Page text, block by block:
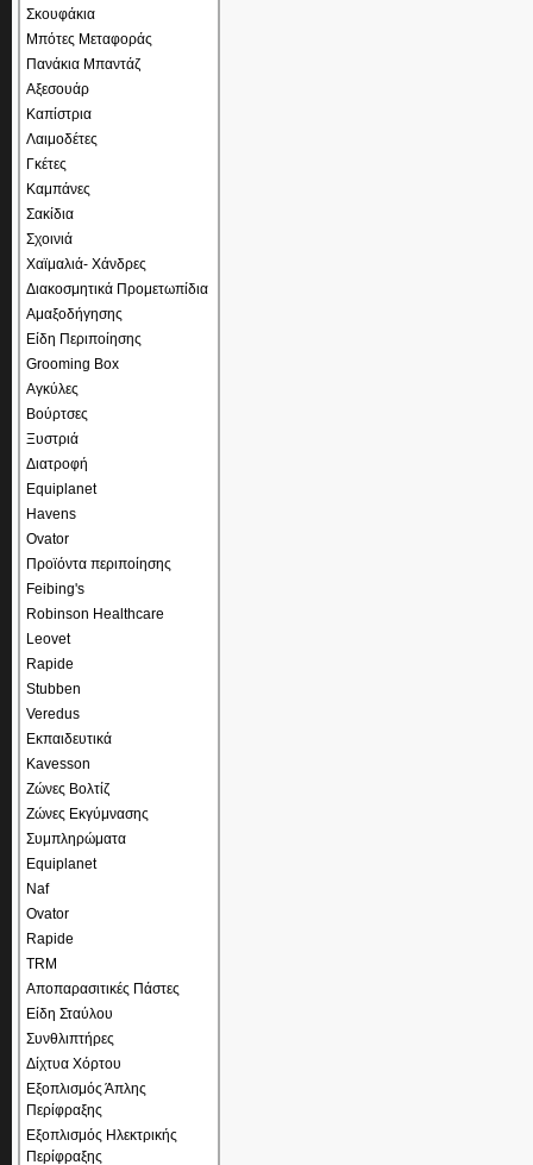
Σκουφάκια
Μπότες Μεταφοράς
Πανάκια Μπαντάζ
Αξεσουάρ
Καπίστρια
Λαιμοδέτες
Γκέτες
Καμπάνες
Σακίδια
Σχοινιά
Χαϊμαλιά- Χάνδρες
Διακοσμητικά Προμετωπίδια
Αμαξοδήγησης
Είδη Περιποίησης
Grooming Box
Αγκύλες
Βούρτσες
Ξυστριά
Διατροφή
Equiplanet
Havens
Ovator
Προϊόντα περιποίησης
Feibing's
Robinson Healthcare
Leovet
Rapide
Stubben
Veredus
Εκπαιδευτικά
Kavesson
Ζώνες Βολτίζ
Ζώνες Εκγύμνασης
Συμπληρώματα
Equiplanet
Naf
Ovator
Rapide
TRM
Αποπαρασιτικές Πάστες
Είδη Σταύλου
Συνθλιπτήρες
Δίχτυα Χόρτου
Εξοπλισμός Άπλης
Περίφραξης
Εξοπλισμός Ηλεκτρικής
Περίφραξης